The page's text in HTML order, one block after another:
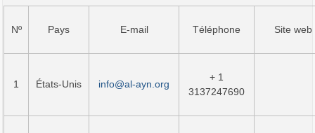
Nº Pays E-mail Téléphone Site web
1 États-Unis info@al-ayn.org
+ 1
3137247690